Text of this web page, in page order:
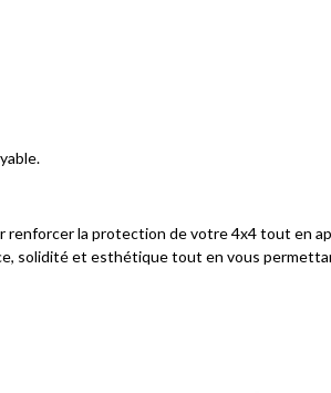
renforcer la protection de votre 4x4 tout en
solidité et esthétique tout en vous